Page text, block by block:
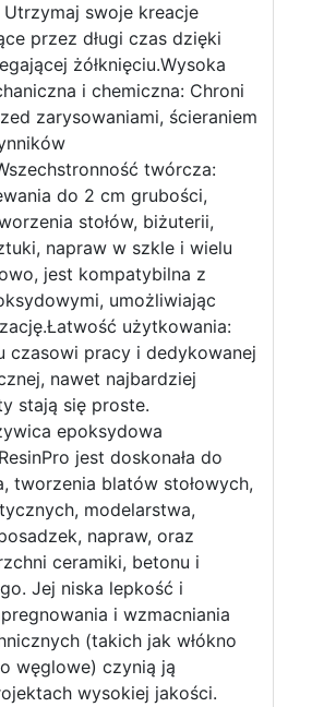
Utrzymaj swoje kreacje
przez długi czas dzięki
żółknięciu.Wysoka
i chemiczna: Chroni
zarysowaniami, ścieraniem
twórcza:
do 2 cm grubości,
stołów, biżuterii,
napraw w szkle i wielu
jest kompatybilna z
umożliwiając
użytkowania:
czasowi pracy i dedykowanej
nawet najbardziej
stają się proste.
epoksydowa
jest doskonała do
tworzenia blatów stołowych,
modelarstwa,
napraw, oraz
ceramiki, betonu i
Jej niska lepkość i
i wzmacniania
(takich jak włókno
węglowe) czynią ją
wysokiej jakości.